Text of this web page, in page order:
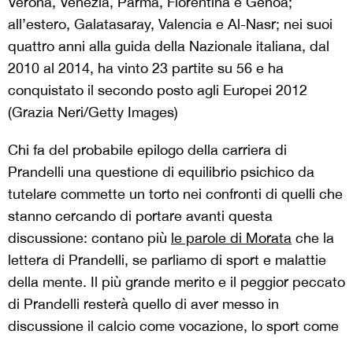
all’estero, Galatasaray, Valencia e Al-Nasr; nei suoi
quattro anni alla guida della Nazionale italiana, dal
2010 al 2014, ha vinto 23 partite su 56 e ha
conquistato il secondo posto agli Europei 2012
(Grazia Neri/Getty Images)
Chi fa del probabile epilogo della carriera di
Prandelli una questione di equilibrio psichico da
tutelare commette un torto nei confronti di quelli che
stanno cercando di portare avanti questa
discussione: contano più le parole di Morata che la
lettera di Prandelli, se parliamo di sport e malattie
della mente. Il più grande merito e il peggior peccato
di Prandelli resterà quello di aver messo in
discussione il calcio come vocazione, lo sport come